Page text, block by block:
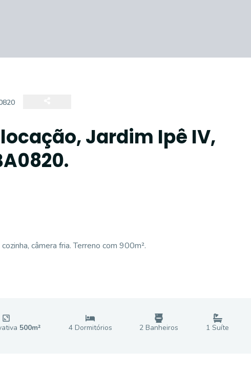
Jardim Ipê IV,
câmera fria. Terreno com 900m².
500m² 4Dormitórios 2 Banheiros 1 Suíte